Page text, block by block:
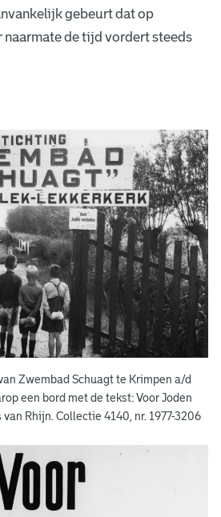
gebeurt dat op
de tijd vordert steeds
Zwembad Schuagt te Krimpen a/d
een bord met de tekst: Voor Joden
Rhijn. Collectie 4140, nr. 1977-3206